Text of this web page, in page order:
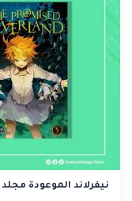
نيفرلاند الموعودة مجلد 5